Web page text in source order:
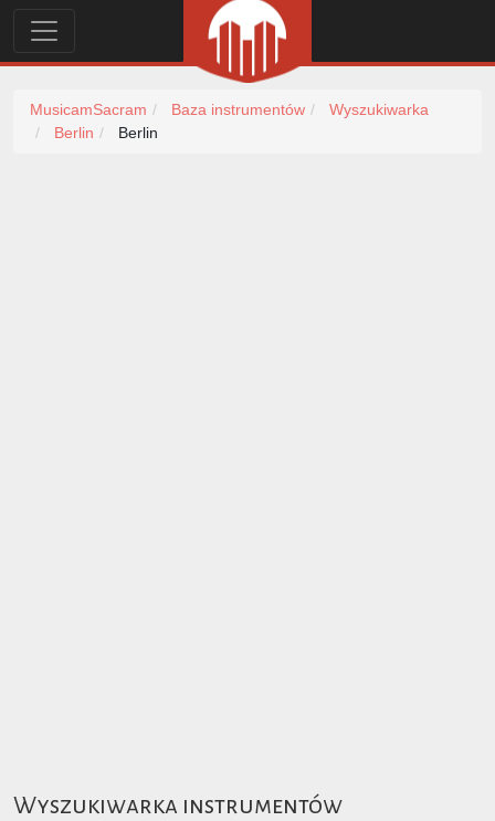
MusicamSacram Baza instrumentów
Wyszukiwarka
Berlin
Berlin
Wyszukiwarka instrumentów